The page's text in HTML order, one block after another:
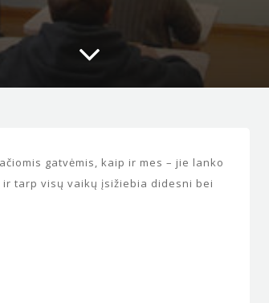
gatvėmis, kaip ir mes – jie lanko
tarp visų vaikų įsižiebia didesni bei